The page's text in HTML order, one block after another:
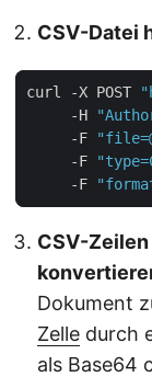
CSV-Datei
curl -X POST
     -H
     -F
     -F
     -F
CSV-
Dokument
Zelle durch
als Base64